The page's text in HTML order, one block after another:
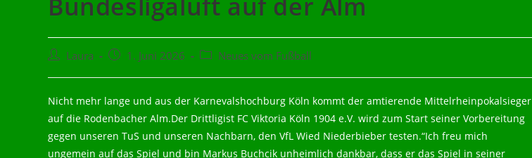
Bundesligaluft auf der Alm
Beitrags-
Laura
Beitrag1. Juni 2026
Beitrags-
Neues vom Fußball
Nicht mehr lange und aus der Karnevalshochburg Köln kommt der amtierende Mittelrheinpokalsieger
auf die Rodenbacher Alm.Der Drittligist FC Viktoria Köln 1904 e.V. wird zum Start seiner Vorbereitung
gegen unseren TuS und unseren Nachbarn, den VfL Wied Niederbieber testen.“Ich freu mich
ungemein auf das Spiel und bin Markus Buchcik unheimlich dankbar, dass er das Spiel in seiner